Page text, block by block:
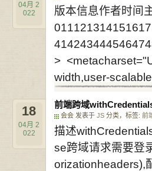
04月 2
022
版本信息作者时间
>
width,user-
前端跨域
会会 发表于 JS 分类，标签: 前
18
04月 2
022
描述
se跨域请求需要登
orizationheaders),